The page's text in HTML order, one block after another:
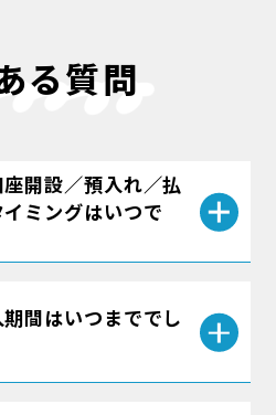
る質問
開設／預入れ／払
ミングはいつで
間はいつまででし